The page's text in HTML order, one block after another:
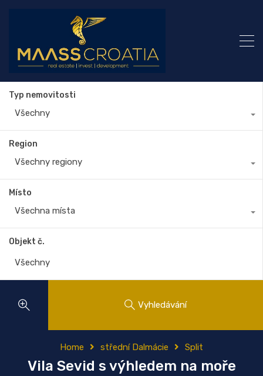
Typ nemovitosti
Všechny
Region
Všechny regiony
Místo
Všechna místa
Objekt č.
Vyhledávání
Home střední Dalmácie Split
Vila Sevid s výhledem na moře